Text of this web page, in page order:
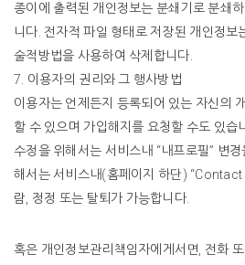
종이에 출력된 개인정보는 분쇄기로 분쇄
니다 전자적 파일 형태로 저장된 개인정보
술적방법을 사용하여 삭제합니다
7. 이용자의 권리와 그 행사방법
이용자는 언제든지 등록되어 있는 자신의
할 수 있으며 가입해지를 요청할 수도 있습
수정을 위해서는 서비스내 “내프로필” 변경
해서는 서비스내(홈페이지 하단) “Contact
람 정정 또는 탈퇴가 가능합니다
혹은 개인정보관리책임자에게서면 전화